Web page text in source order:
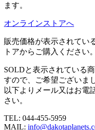
ます。
オンラインストアへ
販売価格が表示されてい
トアからご購入ください。
SOLDと表示されている
すので、ご希望ございま
以下よりメール又はお電
さい。
TEL: 044-455-5959
MAIL: